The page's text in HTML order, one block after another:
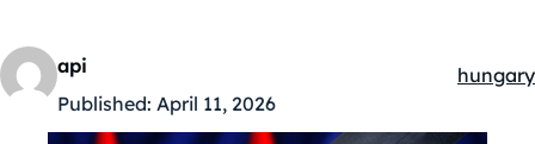
api
Published: April 11, 2026
hungary